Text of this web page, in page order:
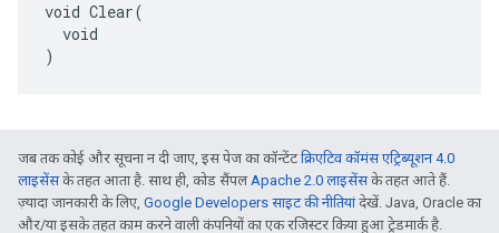
void Clear(
  void
)
जब तक कोई और सूचना न दी जाए, इस पेज का कॉन्टेंटक्रिएटिव कॉमंस एट्रिब्यूशन 4.0
लाइसेंसके तहत आता है. साथ ही, कोड सैंपलApache 2.0 लाइसेंसके तहत आते हैं.
ज़्यादा जानकारी के लिए, Google Developers साइट की नीतियांदेखें. Java, Oracle का
और/या इसके तहत काम करने वाली कंपनियों का एक रजिस्टर किया हुआ ट्रेडमार्क है.